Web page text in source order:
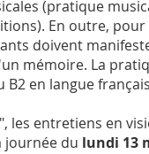
(pratique
En outre,
doivent
mémoire. La
en langue
entretiens en
journée du lundi 13